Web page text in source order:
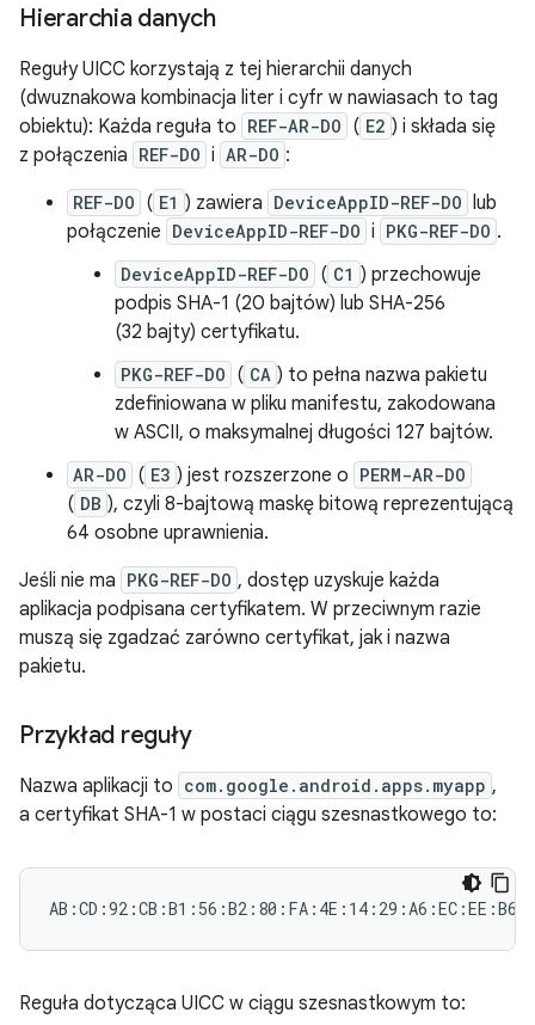
Hierarchia danych
Reguły UICC korzystają z tej hierarchii danych
(dwuznakowa kombinacja liter i cyfr w nawiasach to tag
obiektu): Każda reguła to REF-AR-DO ( E2 ) i składa się
z połączenia REF-DO i AR-DO :
REF-DO ( E1 ) zawiera DeviceAppID-REF-DO lub
połączenie DeviceAppID-REF-DO i PKG-REF-DO .
DeviceAppID-REF-DO ( C1 ) przechowuje
podpis SHA-1 (20 bajtów) lub SHA-256
(32 bajty) certyfikatu.
PKG-REF-DO ( CA ) to pełna nazwa pakietu
zdefiniowana w pliku manifestu, zakodowana
w ASCII, o maksymalnej długości 127 bajtów.
AR-DO ( E3 ) jest rozszerzone o PERM-AR-DO
( DB ), czyli 8-bajtową maskę bitową reprezentującą
64 osobne uprawnienia.
Jeśli nie ma PKG-REF-DO , dostęp uzyskuje każda
aplikacja podpisana certyfikatem. W przeciwnym razie
muszą się zgadzać zarówno certyfikat, jak i nazwa
pakietu.
Przykład reguły
Nazwa aplikacji to com.google.android.apps.myapp ,
a certyfikat SHA-1 w postaci ciągu szesnastkowego to:
Reguła dotycząca UICC w ciągu szesnastkowym to: